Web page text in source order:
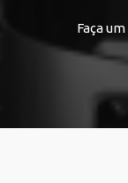
Faça